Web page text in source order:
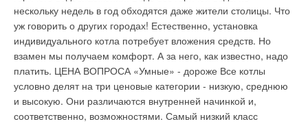
нескольку недель в год обходятся даже жители столицы. Что
уж говорить о других городах! Естественно, установка
индивидуального котла потребует вложения средств. Но
взамен мы получаем комфорт. А за него, как известно, надо
платить. ЦЕНА ВОПРОСА «Умные» - дороже Все котлы
условно делят на три ценовые категории - низкую, среднюю
и высокую. Они различаются внутренней начинкой и,
соответственно, возможностями. Самый низкий класс
Добавить комментарий
Ваш E-mail *
Уведомления отключены
Комментарии
В этой теме еще нет комментариев
Добавить комментарий
Уведомления отключены
Комментарии
В этой теме еще нет комментариев
Добавить комментарий